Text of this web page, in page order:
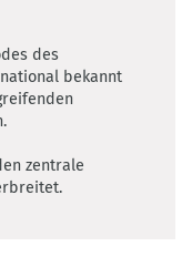
des
bekannt
zentrale